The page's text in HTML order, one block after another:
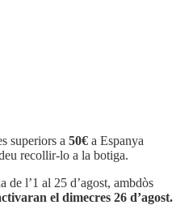
superiors a 50€ a Espanya
recollir-lo a la botiga.
de l’1 al 25 d’agost, ambdòs
el dimecres 26 d’agost.